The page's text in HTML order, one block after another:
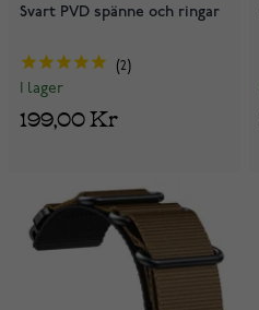
Svart PVD spänne och ringar
2
I lager
199,00 Kr